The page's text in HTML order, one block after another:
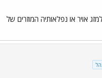
אויר או נפלאותיה המוזרים של